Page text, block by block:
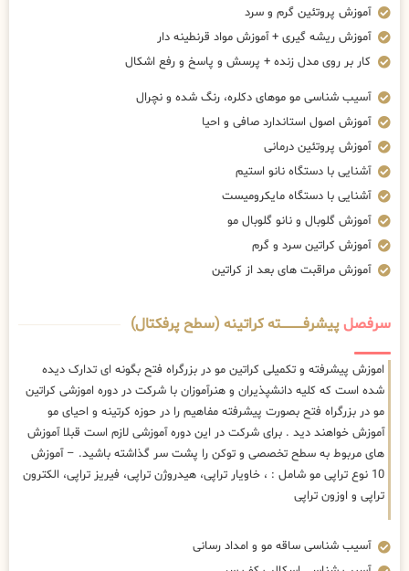
آموزش پروتئین گرم و سرد
آموزش ریشه گیری + آموزش مواد قرنطینه دار
کار بر روی مدل زنده + پرسش و پاسخ و رفع اشکال
آسیب شناسی مو موهای دکلره، رنگ شده و نچرال
آموزش اصول استاندارد صافی و احیا
آموزش پروتئین درمانی
آشنایی با دستگاه نانو استیم
آشنایی با دستگاه مایکرومیست
آموزش گلوبال و نانو گلوبال مو
آموزش کراتین سرد و گرم
آموزش مراقبت های بعد از کراتین
سرفصلپیشرفــــــــــــته کراتینه (سطح پرفکتال)
اموزش پیشرفته و تکمیلی کراتین مو در بزرگراه فتح بگونه ای تدارک دیده
شده است که کلیه دانشپذیران و هنرآموزان با شرکت در دوره اموزشی کراتین
مو در بزرگراه فتح بصورت پیشرفته مفاهیم را در حوزه کرتینه و احیای مو
آموزش خواهند دید . برای شرکت در این دوره آموزشی لازم است قبلا آموزش
های مربوط به سطح تخصصی و توکن را پشت سر گذاشته باشید. – آموزش
10 نوع تراپی مو شامل : ، خاویار تراپی، هیدروژن تراپی، فیریز تراپی، الکترون
تراپی و اوزون تراپی
آسیب شناسی ساقه مو و امداد رسانی